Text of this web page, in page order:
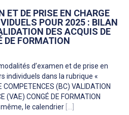
ET DE PRISE EN CHARGE
POUR 2025 : BILAN
DES ACQUIS DE
DE FORMATION
d’examen et de prise en
individuels dans la rubrique «
(BC) VALIDATION
(VAE) CONGÉ DE FORMATION
même, le calendrier [...]